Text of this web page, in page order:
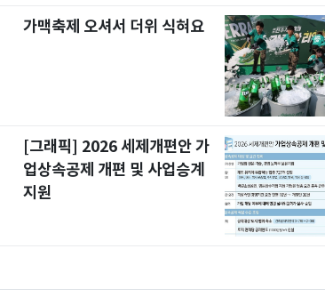
가맥축제 오셔서 더위 식혀요
[그래픽] 2026 세제개편안 가
업상속공제 개편 및 사업승계
지원